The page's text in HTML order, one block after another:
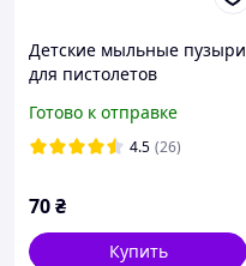
Детские мыльные пузыри
для пистолетов
Готово к отправке
4.5 (26)
70₴
Купить